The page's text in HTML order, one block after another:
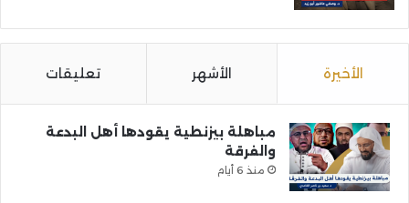
الأخيرة الأشهر تعليقات
مباهلة بيزنطية يقودها أهل البدعة
والفرقة
منذ 6 أيام